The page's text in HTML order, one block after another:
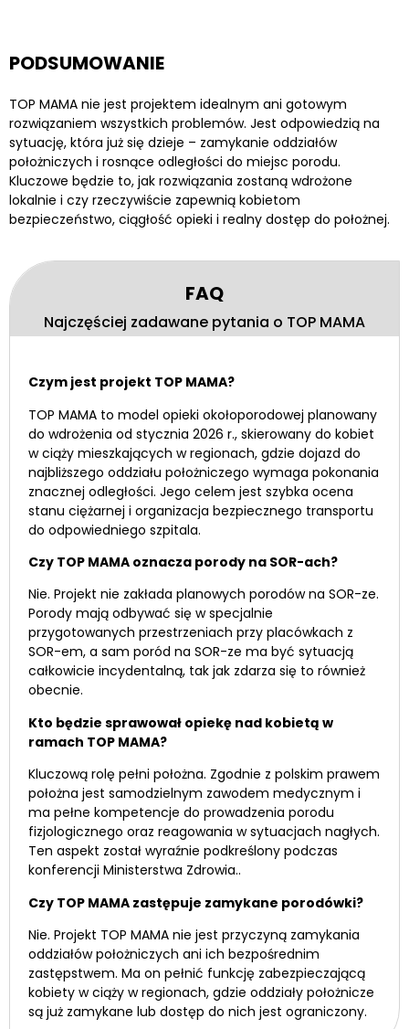
PODSUMOWANIE
TOP MAMA nie jest projektem idealnym ani gotowym
rozwiązaniem wszystkich problemów. Jest odpowiedzią na
sytuację, która już się dzieje – zamykanie oddziałów
położniczych i rosnące odległości do miejsc porodu.
Kluczowe będzie to, jak rozwiązania zostaną wdrożone
lokalnie i czy rzeczywiście zapewnią kobietom
bezpieczeństwo, ciągłość opieki i realny dostęp do położnej.
FAQ
Najczęściej zadawane pytania o TOP MAMA
Czym jest projekt TOP MAMA?
TOP MAMA to model opieki okołoporodowej planowany
do wdrożenia od stycznia 2026 r., skierowany do kobiet
w ciąży mieszkających w regionach, gdzie dojazd do
najbliższego oddziału położniczego wymaga pokonania
znacznej odległości. Jego celem jest szybka ocena
stanu ciężarnej i organizacja bezpiecznego transportu
do odpowiedniego szpitala.
Czy TOP MAMA oznacza porody na SOR-ach?
Nie. Projekt nie zakłada planowych porodów na SOR-ze.
Porody mają odbywać się w specjalnie
przygotowanych przestrzeniach przy placówkach z
SOR-em, a sam poród na SOR-ze ma być sytuacją
całkowicie incydentalną, tak jak zdarza się to również
obecnie.
Kto będzie sprawował opiekę nad kobietą w
ramach TOP MAMA?
Kluczową rolę pełni położna. Zgodnie z polskim prawem
położna jest samodzielnym zawodem medycznym i
ma pełne kompetencje do prowadzenia porodu
fizjologicznego oraz reagowania w sytuacjach nagłych.
Ten aspekt został wyraźnie podkreślony podczas
konferencji Ministerstwa Zdrowia..
Czy TOP MAMA zastępuje zamykane porodówki?
Nie. Projekt TOP MAMA nie jest przyczyną zamykania
oddziałów położniczych ani ich bezpośrednim
zastępstwem. Ma on pełnić funkcję zabezpieczającą
kobiety w ciąży w regionach, gdzie oddziały położnicze
są już zamykane lub dostęp do nich jest ograniczony.